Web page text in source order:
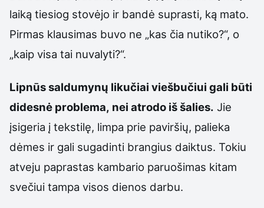
laiką tiesiog stovėjo ir bandė suprasti, ką mato.
Pirmas klausimas buvo ne „kas čia nutiko?“, o
„kaip visa tai nuvalyti?“.
Lipnūs saldumynų likučiai viešbučiui gali būti
didesnė problema, nei atrodo iš šalies. Jie
įsigeria į tekstilę, limpa prie paviršių, palieka
dėmes ir gali sugadinti brangius daiktus. Tokiu
atveju paprastas kambario paruošimas kitam
svečiui tampa visos dienos darbu.